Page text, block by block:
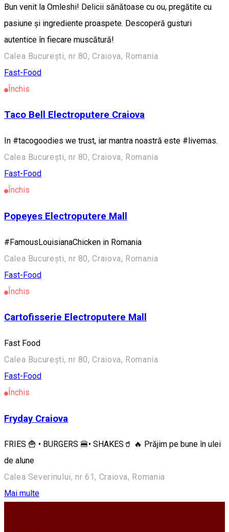
Bun venit la Omleshi! Delicii sănătoase cu ou, pregătite cu
pasiune și ingrediente proaspete. Descoperă gusturi
autentice în fiecare muscătură!
Calea București, nr 80, Craiova, Romania
Fast-Food
Închis
Taco Bell Electroputere Craiova
In #tacogoodies we trust, iar mantra noastră este #livemas.
Calea București, nr 80, Craiova, Romania
Fast-Food
Închis
Popeyes Electroputere Mall
#FamousLouisianaChicken in Romania
Calea București, nr 80, Craiova, Romania
Fast-Food
Închis
Cartofisserie Electroputere Mall
Fast Food
Calea București, nr 80, Craiova, Romania
Fast-Food
Închis
Fryday Craiova
FRIES 🍟 • BURGERS 🍔• SHAKES🥤 🔥 Prăjim pe bune în ulei
de alune
Calea Severinului, nr 61, Craiova, Romania
Mai multe